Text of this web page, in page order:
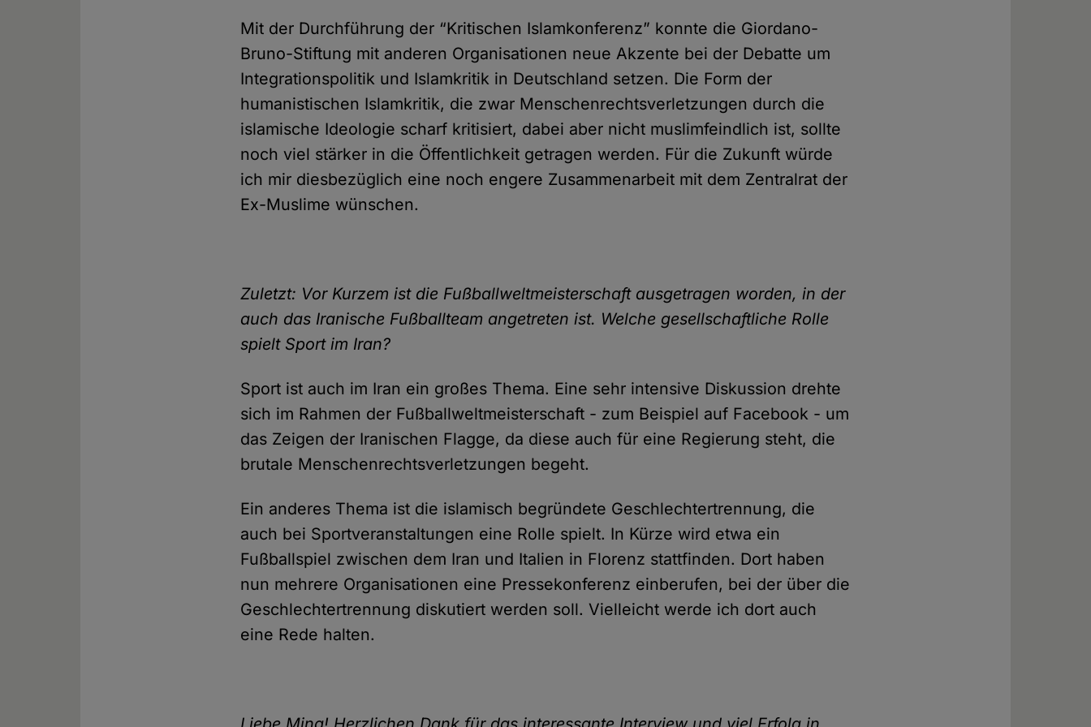
Mit der Durchführung der “Kritischen Islamkonferenz” konnte die Giordano-
Bruno-Stiftung mit anderen Organisationen neue Akzente bei der Debatte um
Integrationspolitik und Islamkritik in Deutschland setzen. Die Form der
humanistischen Islamkritik, die zwar Menschenrechtsverletzungen durch die
islamische Ideologie scharf kritisiert, dabei aber nicht muslimfeindlich ist, sollte
noch viel stärker in die Öffentlichkeit getragen werden. Für die Zukunft würde
ich mir diesbezüglich eine noch engere Zusammenarbeit mit dem Zentralrat der
Ex-Muslime wünschen.
Zuletzt: Vor Kurzem ist die Fußballweltmeisterschaft ausgetragen worden, in der
auch das Iranische Fußballteam angetreten ist. Welche gesellschaftliche Rolle
spielt Sport im Iran?
Sport ist auch im Iran ein großes Thema. Eine sehr intensive Diskussion drehte
sich im Rahmen der Fußballweltmeisterschaft - zum Beispiel auf Facebook - um
das Zeigen der Iranischen Flagge, da diese auch für eine Regierung steht, die
brutale Menschenrechtsverletzungen begeht.
Ein anderes Thema ist die islamisch begründete Geschlechtertrennung, die
auch bei Sportveranstaltungen eine Rolle spielt. In Kürze wird etwa ein
Fußballspiel zwischen dem Iran und Italien in Florenz stattfinden. Dort haben
nun mehrere Organisationen eine Pressekonferenz einberufen, bei der über die
Geschlechtertrennung diskutiert werden soll. Vielleicht werde ich dort auch
eine Rede halten.